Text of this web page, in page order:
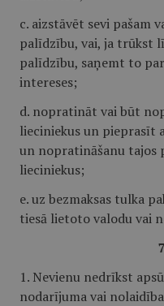
c. aizstāvēt sevi pašam
palīdzību, vai, ja trūkst
palīdzību, saņemt to
intereses;
d. nopratināt vai būt
lieciniekus un pieprasīt
un nopratināšanu tajos
lieciniekus;
e. uz bezmaksas tulka
tiesā lietoto valodu vai
1. Nevienu nedrīkst
nodarījuma vai